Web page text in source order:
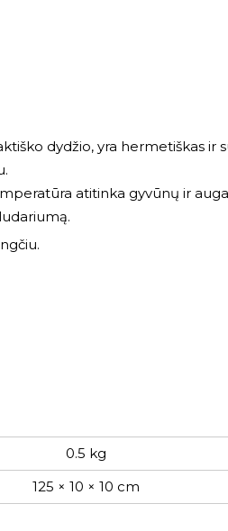
dydžio, yra hermetiškas ir
atitinka gyvūnų ir
0.5 kg
125 × 10 × 10 cm